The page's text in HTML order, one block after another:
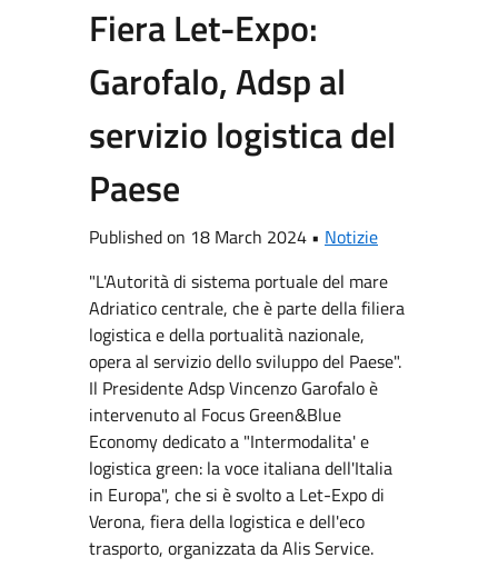
Fiera Let-Expo:
Garofalo, Adsp al
servizio logistica del
Paese
Published on 18 March 2024 • Notizie
"L'Autorità di sistema portuale del mare
Adriatico centrale, che è parte della filiera
logistica e della portualità nazionale,
opera al servizio dello sviluppo del Paese".
Il Presidente Adsp Vincenzo Garofalo è
intervenuto al Focus Green&Blue
Economy dedicato a "Intermodalita' e
logistica green: la voce italiana dell'Italia
in Europa", che si è svolto a Let-Expo di
Verona, fiera della logistica e dell'eco
trasporto, organizzata da Alis Service.